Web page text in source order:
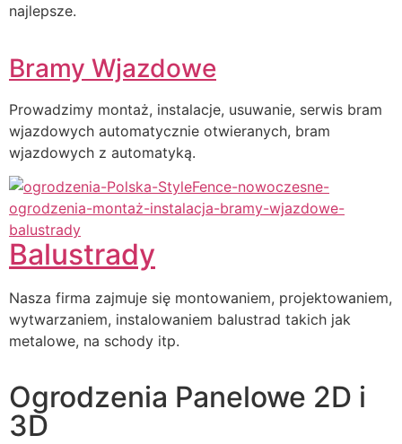
najlepsze.
Bramy Wjazdowe
Prowadzimy montaż, instalacje, usuwanie, serwis bram
wjazdowych automatycznie otwieranych, bram
wjazdowych z automatyką.
Balustrady
Nasza firma zajmuje się montowaniem, projektowaniem,
wytwarzaniem, instalowaniem balustrad takich jak
metalowe, na schody itp.
Ogrodzenia Panelowe 2D i
3D